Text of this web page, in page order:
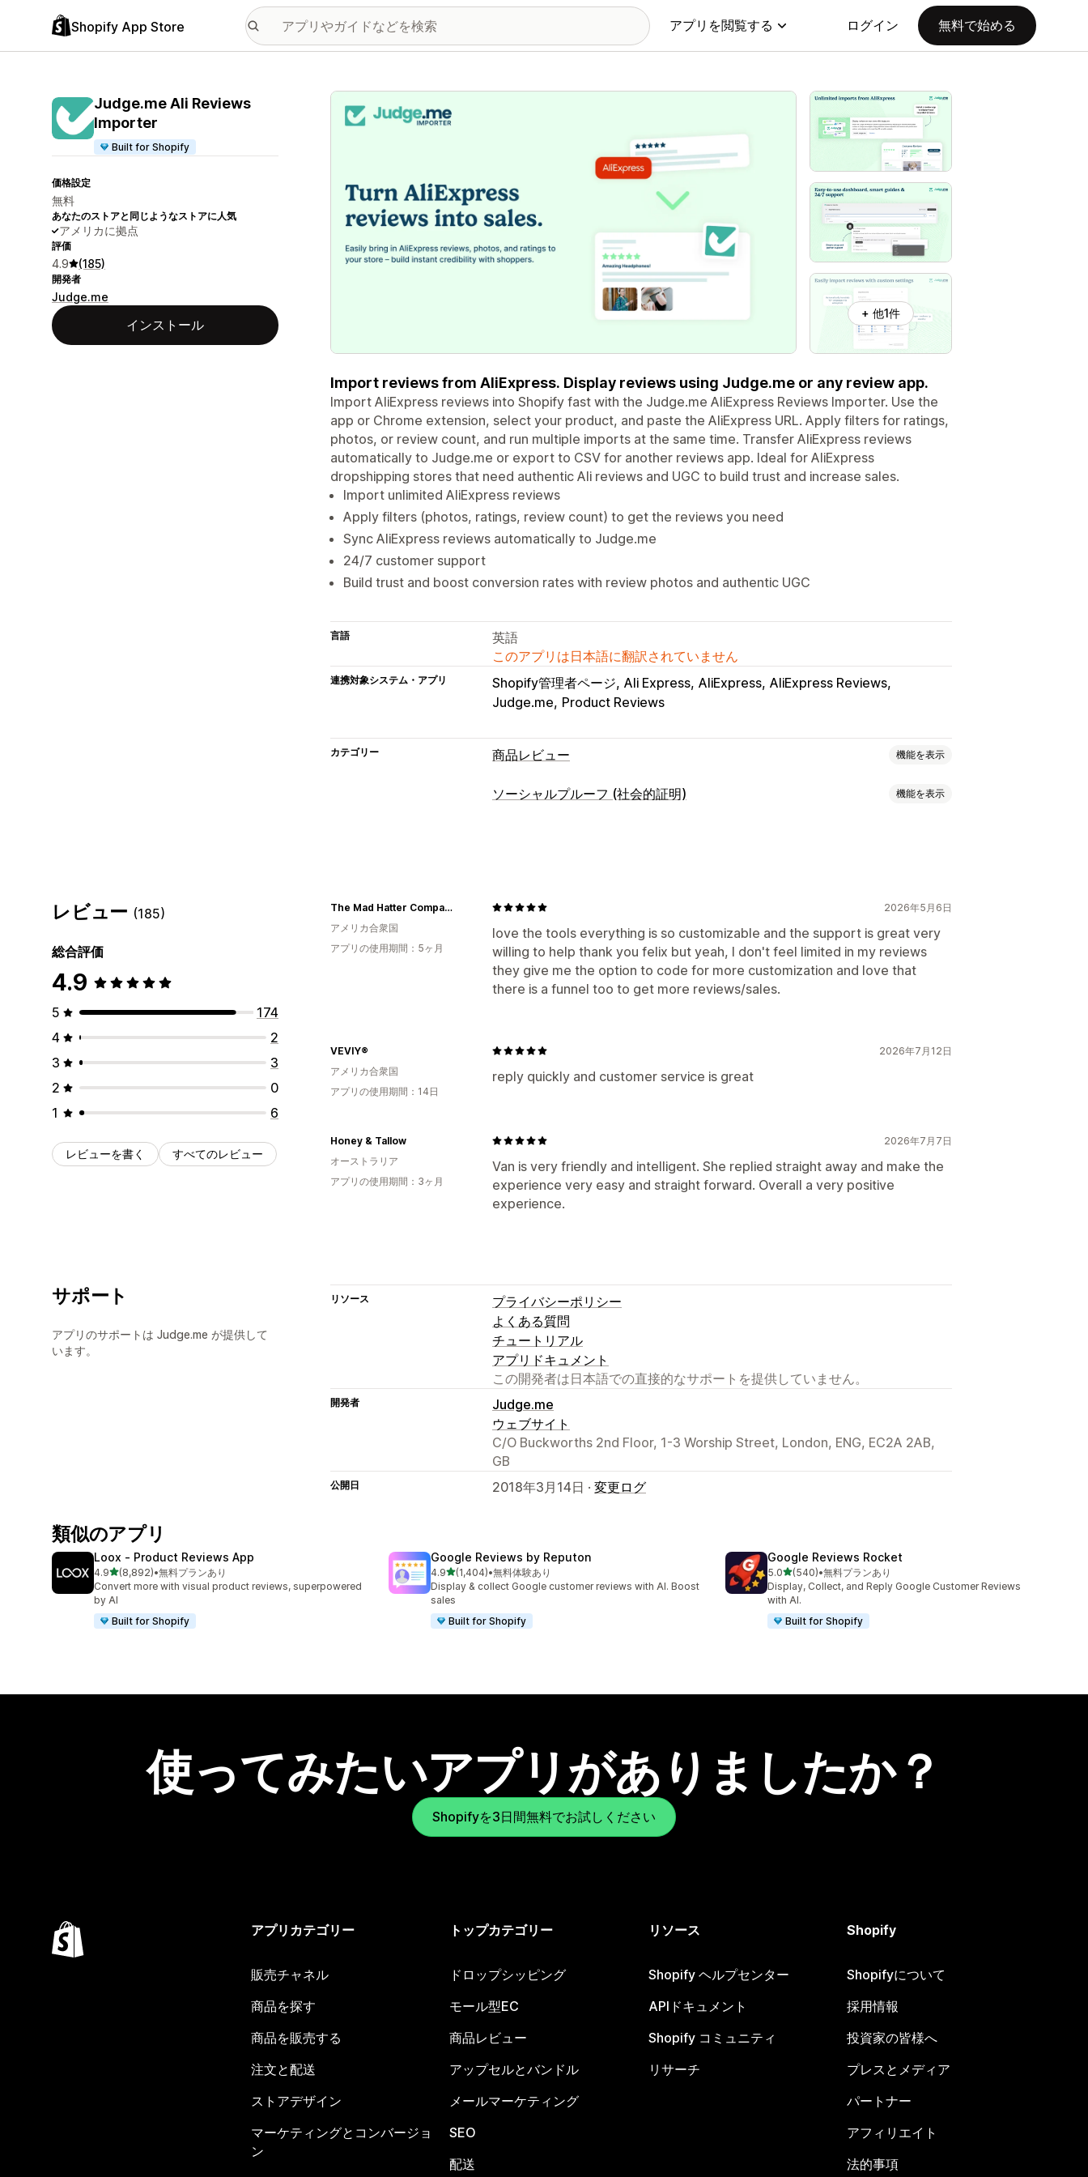
Shopify App Store アプリを閲覧する ログイン 無料で始める
Judge.me Ali Reviews
Importer
Built for Shopify
価格設定
無料
あなたのストアと同じようなストアに人気
アメリカに拠点
評価
4.9 (185)
開発者
Judge.me
インストール
特集の画像ギャラリー
+ 他1件
Import reviews from AliExpress. Display reviews using Judge.me or any review app.
Import AliExpress reviews into Shopify fast with the Judge.me AliExpress Reviews Importer. Use the
app or Chrome extension, select your product, and paste the AliExpress URL. Apply filters for ratings,
photos, or review count, and run multiple imports at the same time. Transfer AliExpress reviews
automatically to Judge.me or export to CSV for another reviews app. Ideal for AliExpress
dropshipping stores that need authentic Ali reviews and UGC to build trust and increase sales.
Import unlimited AliExpress reviews
Apply filters (photos, ratings, review count) to get the reviews you need
Sync AliExpress reviews automatically to Judge.me
24/7 customer support
Build trust and boost conversion rates with review photos and authentic UGC
言語
英語
このアプリは日本語に翻訳されていません
連携対象システム・アプリ Shopify管理者ページ Ali Express AliExpress AliExpress Reviews
Judge.me Product Reviews
カテゴリー 商品レビュー 機能を表示
表示オプション
インポートとエクスポート
ソーシャルプルーフ (社会的証明) 機能を表示
レビュー (185)
総合評価
4.9
5
174
4
2
3
3
2
0
1
6
レビューを書く すべてのレビュー
2026年5月6日
love the tools everything is so customizable and the support is great very
willing to help thank you felix but yeah, I don't feel limited in my reviews
they give me the option to code for more customization and love that
there is a funnel too to get more reviews/sales.
The Mad Hatter Company
アメリカ合衆国
アプリの使用期間：5ヶ月
2026年7月12日
reply quickly and customer service is great
VEVIY®
アメリカ合衆国
アプリの使用期間：14日
2026年7月7日
Van is very friendly and intelligent. She replied straight away and make the
experience very easy and straight forward. Overall a very positive
experience.
Honey & Tallow
オーストラリア
アプリの使用期間：3ヶ月
サポート
アプリのサポートは Judge.me が提供して
います。
リソース
プライバシーポリシー
よくある質問
チュートリアル
アプリドキュメント
この開発者は日本語での直接的なサポートを提供していません。
開発者
Judge.me
ウェブサイト
C/O Buckworths 2nd Floor, 1-3 Worship Street, London, ENG, EC2A 2AB,
GB
公開日 2018年3月14日 · 変更ログ
類似のアプリ
Loox ‑ Product Reviews App
4.95つ星中
(8,892)
合計レビュー数：8892件
•無料プランあり
Convert more with visual product reviews, superpowered
by AI
Built for Shopify
Google Reviews by Reputon
4.95つ星中
(1,404)
合計レビュー数：1404件
•無料体験あり
Display & collect Google customer reviews with AI. Boost
sales
Built for Shopify
Google Reviews Rocket
5.05つ星中
(540)
合計レビュー数：540件
•無料プランあり
Display, Collect, and Reply Google Customer Reviews
with AI.
Built for Shopify
使ってみたいアプリがありましたか？
Shopifyを3日間無料でお試しください
アプリカテゴリー
販売チャネル
商品を探す
商品を販売する
注文と配送
ストアデザイン
マーケティングとコンバージョ
ン
トップカテゴリー
ドロップシッピング
モール型EC
商品レビュー
アップセルとバンドル
メールマーケティング
SEO
配送
リソース
Shopify ヘルプセンター
APIドキュメント
Shopify コミュニティ
リサーチ
Shopify
Shopifyについて
採用情報
投資家の皆様へ
プレスとメディア
パートナー
アフィリエイト
法的事項